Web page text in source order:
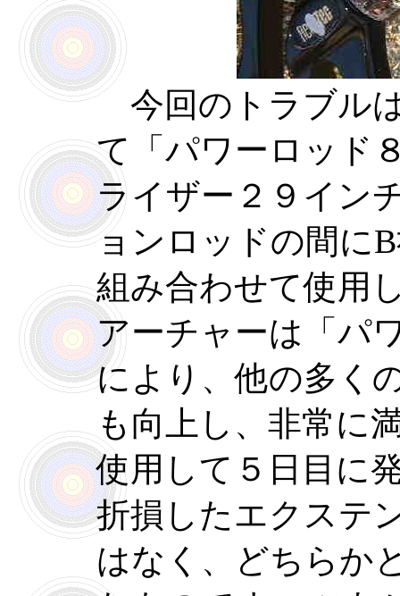
今回のトラブル
て「パワーロッド
ライザー２９イン
ョンロッドの間に
組み合わせて使用
アーチャーは「パ
により、他の多く
も向上し、非常に
使用して５日目に
折損したエクステ
はなく、どちらか